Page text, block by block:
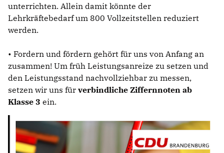
unterrichten. Allein damit könnte der
Lehrkräftebedarf um 800 Vollzeitstellen reduziert
werden.
• Fordern und fördern gehört für uns von Anfang an
zusammen! Um früh Leistungsanreize zu setzen und
den Leistungsstand nachvollziehbar zu messen,
setzen wir uns für verbindliche Ziffernnoten ab
Klasse 3 ein.